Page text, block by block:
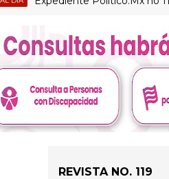
REVISTA NO. 119